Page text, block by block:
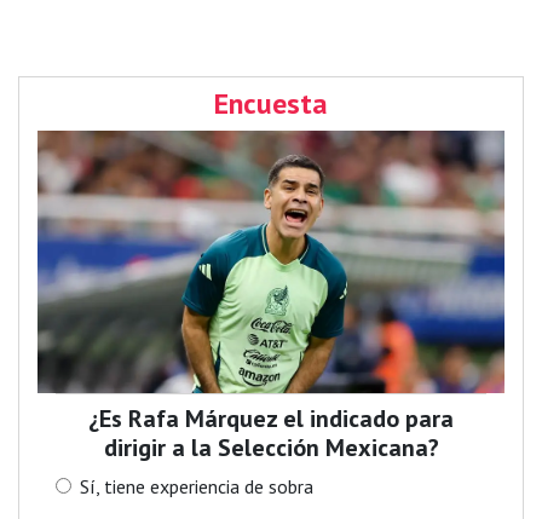
Encuesta
¿Es Rafa Márquez el indicado para
dirigir a la Selección Mexicana?
Sí, tiene experiencia de sobra